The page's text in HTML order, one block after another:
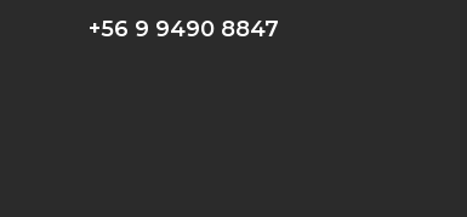
+56 9 9490 8847